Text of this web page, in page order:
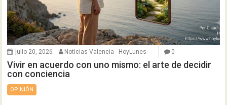
julio 20, 2026 Noticias Valencia - HoyLunes 0
Vivir en acuerdo con uno mismo: el arte de decidir
con conciencia
OPINIÓN